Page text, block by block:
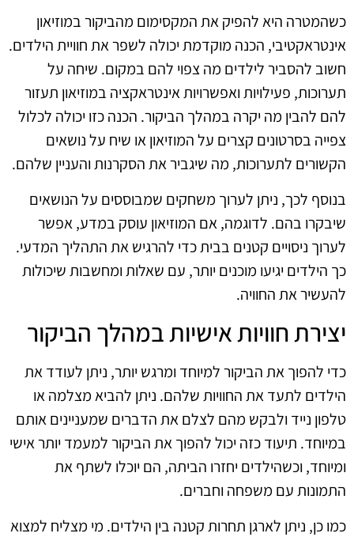
כשהמטרה היא להפיק את המקסימום מהביקור במוזיאון
אינטראקטיבי, הכנה מוקדמת יכולה לשפר את חוויית הילדים.
חשוב להסביר לילדים מה צפוי להם במקום. שיחה על
תערוכות, פעילויות ואפשרויות אינטראקציה במוזיאון תעזור
להם להבין מה יקרה במהלך הביקור. הכנה כזו יכולה לכלול
צפייה בסרטונים קצרים על המוזיאון או שיח על נושאים
הקשורים לתערוכות, מה שיגביר את הסקרנות והעניין שלהם.
בנוסף לכך, ניתן לערוך משחקים שמבוססים על הנושאים
שיבקרו בהם. לדוגמה, אם המוזיאון עוסק במדע, אפשר
לערוך ניסויים קטנים בבית כדי להרגיש את התהליך המדעי.
כך הילדים יגיעו מוכנים יותר, עם שאלות ומחשבות שיכולות
להעשיר את החוויה.
יצירת חוויות אישיות במהלך הביקור
כדי להפוך את הביקור למיוחד ומרגש יותר, ניתן לעודד את
הילדים לתעד את החוויות שלהם. ניתן להביא מצלמה או
טלפון נייד ולבקש מהם לצלם את הדברים שמעניינים אותם
במיוחד. תיעוד כזה יכול להפוך את הביקור למעמד יותר אישי
ומיוחד, וכשהילדים יחזרו הביתה, הם יוכלו לשתף את
התמונות עם משפחה וחברים.
כמו כן, ניתן לארגן תחרות קטנה בין הילדים. מי מצליח למצוא